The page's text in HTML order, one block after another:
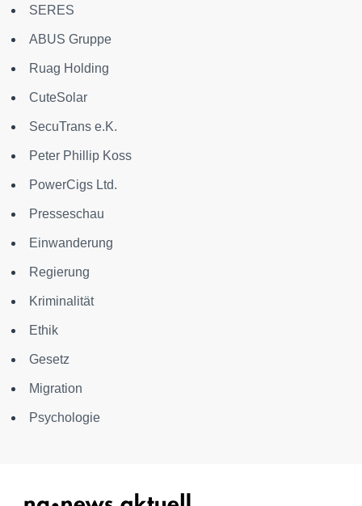
SERES
ABUS Gruppe
Ruag Holding
CuteSolar
SecuTrans e.K.
Peter Phillip Koss
PowerCigs Ltd.
Presseschau
Einwanderung
Regierung
Kriminalität
Ethik
Gesetz
Migration
Psychologie